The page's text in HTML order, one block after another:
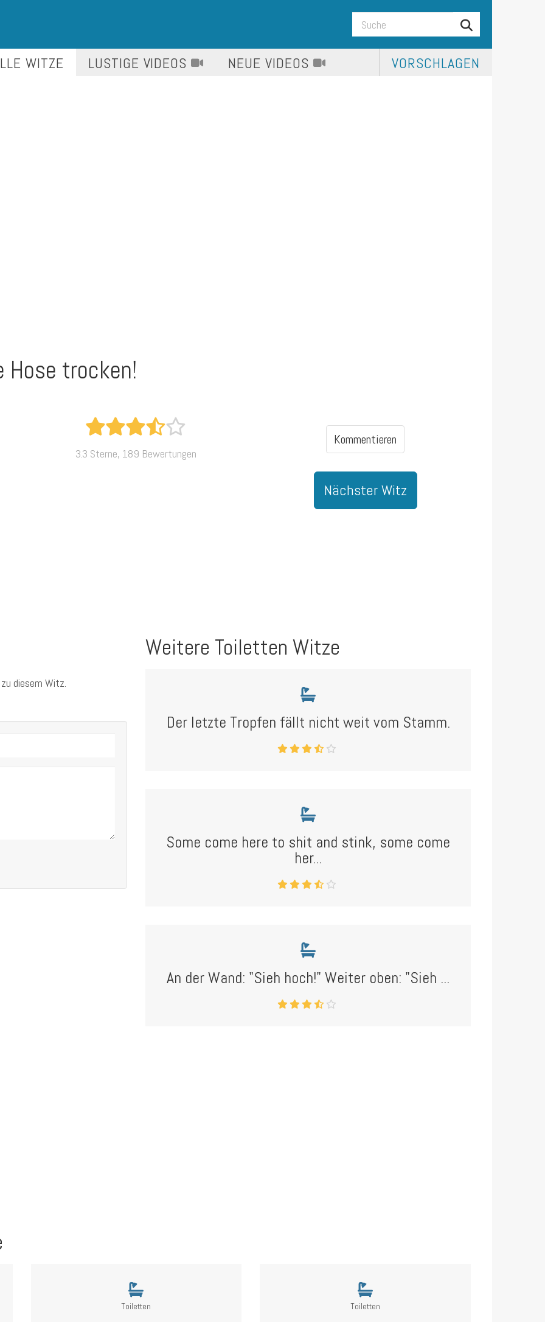
WITZE LUSTIGE VIDEOS NEUE VIDEOS VORSCHLAGEN
Hose trocken!
3.3 Sterne, 189 Bewertungen
Kommentieren
Nächster Witz
diesem Witz.
Weitere Toiletten Witze
Der letzte Tropfen fällt nicht weit vom Stamm.
Some come here to shit and stink, some come
her...
An der Wand: "Sieh hoch!" Weiter oben: "Sieh ...
Toiletten Toiletten